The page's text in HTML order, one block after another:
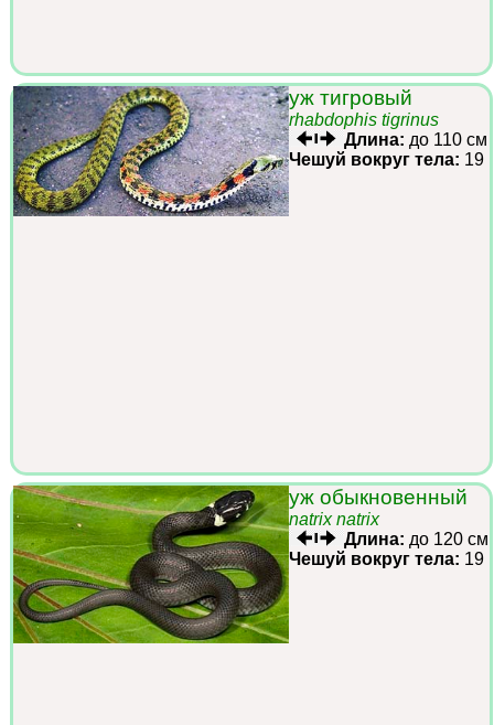
уж тигровый
rhabdophis tigrinus
Длина: до 110 см
Чешуй вокруг тела: 19
уж обыкновенный
natrix natrix
Длина: до 120 см
Чешуй вокруг тела: 19